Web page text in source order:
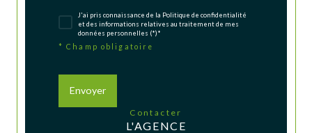
J'ai pris connaissance de la Politique de confidentialité
et des informations relatives au traitement de mes
données personnelles (*)*
* Champ obligatoire
Envoyer
contacter
L'AGENCE